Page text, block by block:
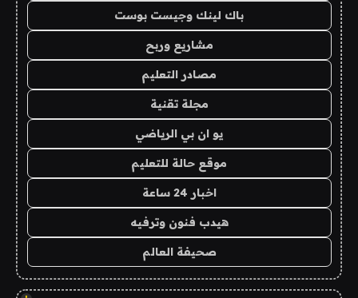
باك لينك وجيست بوست
مشاريع وربح
مصادر التعليم
مجلة تقنية
يو ان بي الرياضي
موقع حالة للتعليم
اخبار 24 ساعة
هيدب فنون وترفيه
صحيفة العالم